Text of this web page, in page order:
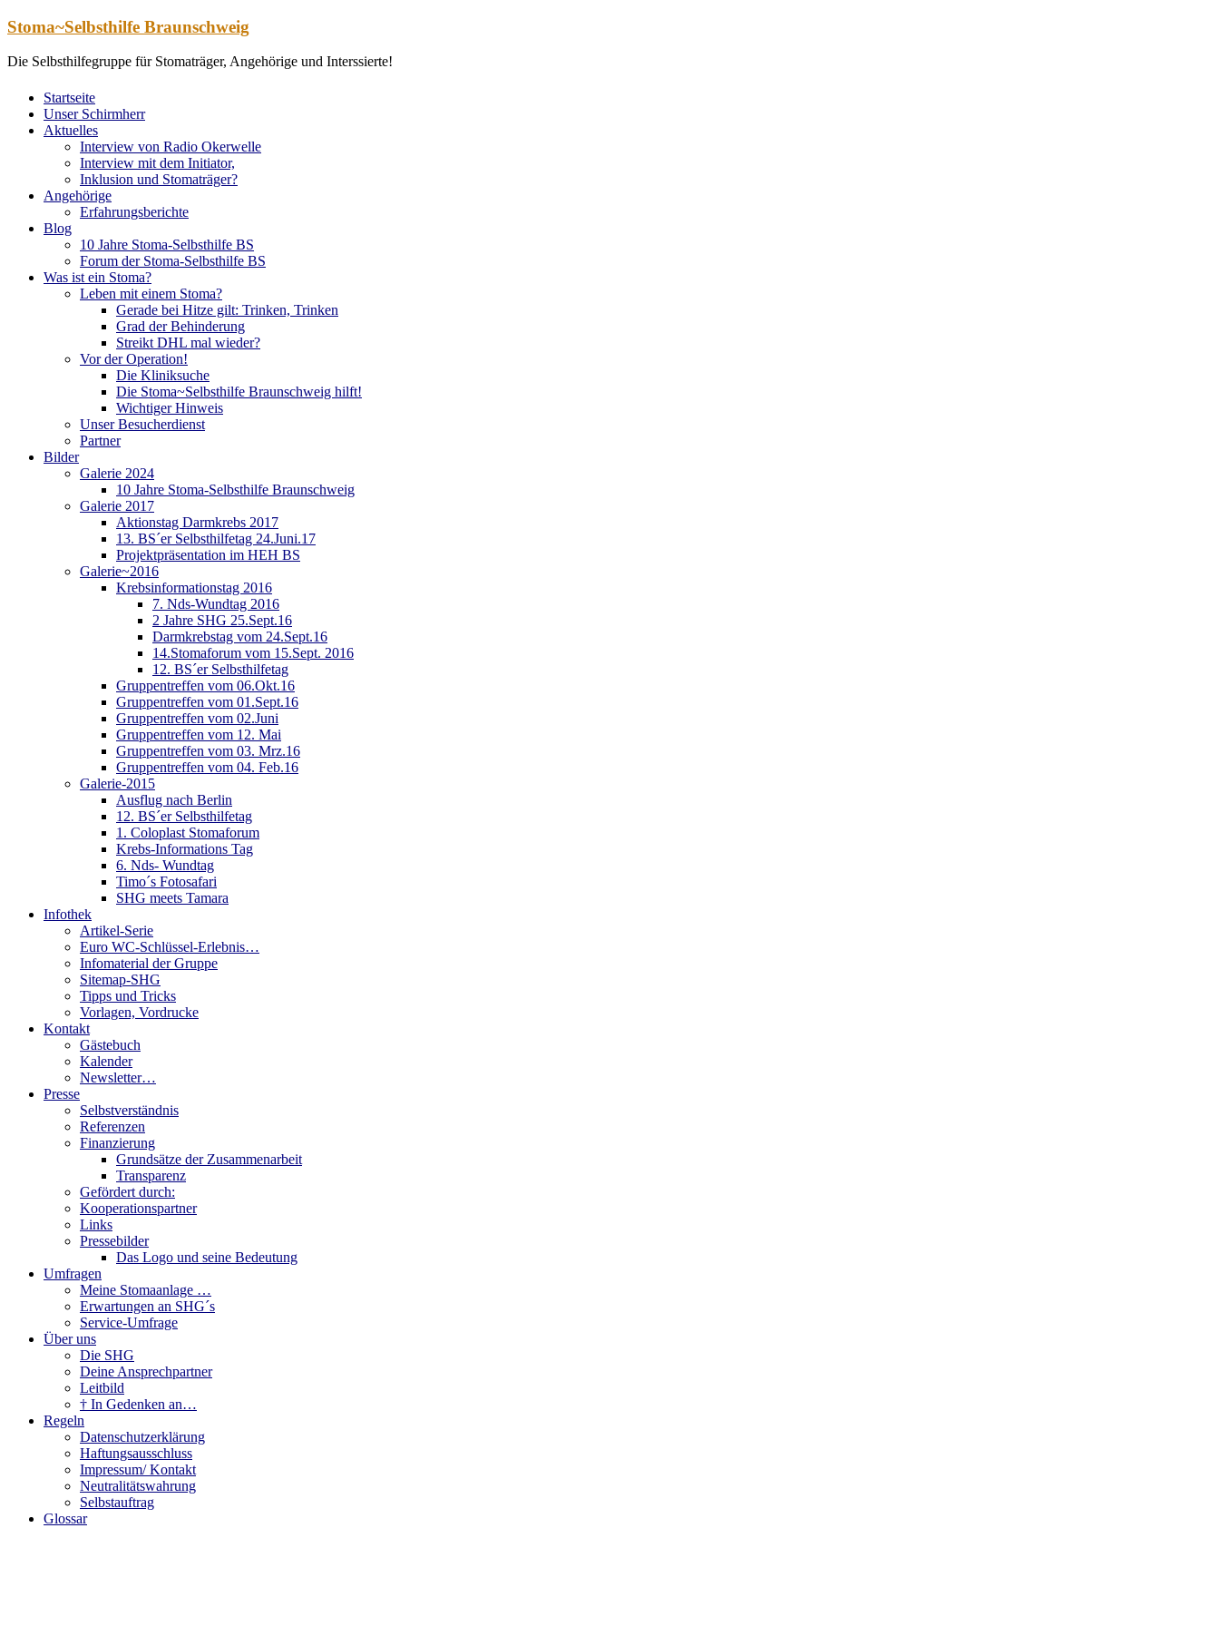
Zum
springen
Stoma~Selbsthilfe Braunschweig
Die Selbsthilfegruppe für Stomaträger, Angehörige und Interssierte!
Startseite
Unser Schirmherr
Aktuelles
Interview von Radio Okerwelle
Interview mit dem Initiator,
Inklusion und Stomaträger?
Angehörige
Erfahrungsberichte
Blog
10 Jahre Stoma-Selbsthilfe BS
Forum der Stoma-Selbsthilfe BS
Was ist ein Stoma?
Leben mit einem Stoma?
Gerade bei Hitze gilt: Trinken, Trinken
Grad der Behinderung
Streikt DHL mal wieder?
Vor der Operation!
Die Kliniksuche
Die Stoma~Selbsthilfe Braunschweig hilft!
Wichtiger Hinweis
Unser Besucherdienst
Partner
Bilder
Galerie 2024
10 Jahre Stoma-Selbsthilfe Braunschweig
Galerie 2017
Aktionstag Darmkrebs 2017
13. BS´er Selbsthilfetag 24.Juni.17
Projektpräsentation im HEH BS
Galerie~2016
Krebsinformationstag 2016
7. Nds-Wundtag 2016
2 Jahre SHG 25.Sept.16
Darmkrebstag vom 24.Sept.16
14.Stomaforum vom 15.Sept. 2016
12. BS´er Selbsthilfetag
Gruppentreffen vom 06.Okt.16
Gruppentreffen vom 01.Sept.16
Gruppentreffen vom 02.Juni
Gruppentreffen vom 12. Mai
Gruppentreffen vom 03. Mrz.16
Gruppentreffen vom 04. Feb.16
Galerie-2015
Ausflug nach Berlin
12. BS´er Selbsthilfetag
1. Coloplast Stomaforum
Krebs-Informations Tag
6. Nds- Wundtag
Timo´s Fotosafari
SHG meets Tamara
Infothek
Artikel-Serie
Euro WC-Schlüssel-Erlebnis…
Infomaterial der Gruppe
Sitemap-SHG
Tipps und Tricks
Vorlagen, Vordrucke
Kontakt
Gästebuch
Kalender
Newsletter…
Presse
Selbstverständnis
Referenzen
Finanzierung
Grundsätze der Zusammenarbeit
Transparenz
Gefördert durch:
Kooperationspartner
Links
Pressebilder
Das Logo und seine Bedeutung
Umfragen
Meine Stomaanlage …
Erwartungen an SHG´s
Service-Umfrage
Über uns
Die SHG
Deine Ansprechpartner
Leitbild
† In Gedenken an…
Regeln
Datenschutzerklärung
Haftungsausschluss
Impressum/ Kontakt
Neutralitätswahrung
Selbstauftrag
Glossar